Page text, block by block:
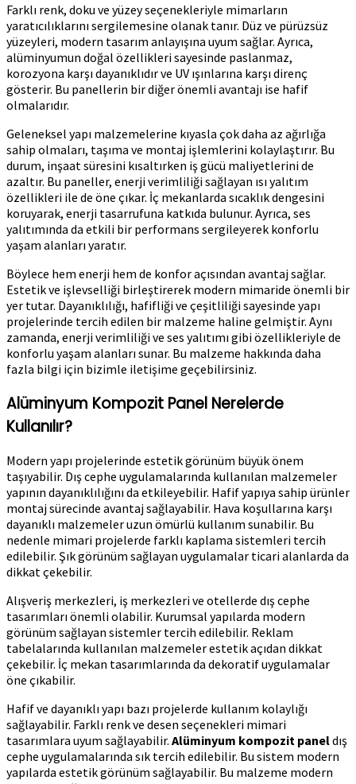
Farklı renk, doku ve yüzey seçenekleriyle mimarların
yaratıcılıklarını sergilemesine olanak tanır. Düz ve pürüzsüz
yüzeyleri, modern tasarım anlayışına uyum sağlar. Ayrıca,
alüminyumun doğal özellikleri sayesinde paslanmaz,
korozyona karşı dayanıklıdır ve UV ışınlarına karşı direnç
gösterir. Bu panellerin bir diğer önemli avantajı ise hafif
olmalarıdır.
Geleneksel yapı malzemelerine kıyasla çok daha az ağırlığa
sahip olmaları, taşıma ve montaj işlemlerini kolaylaştırır. Bu
durum, inşaat süresini kısaltırken iş gücü maliyetlerini de
azaltır. Bu paneller, enerji verimliliği sağlayan ısı yalıtım
özellikleri ile de öne çıkar. İç mekanlarda sıcaklık dengesini
koruyarak, enerji tasarrufuna katkıda bulunur. Ayrıca, ses
yalıtımında da etkili bir performans sergileyerek konforlu
yaşam alanları yaratır.
Böylece hem enerji hem de konfor açısından avantaj sağlar.
Estetik ve işlevselliği birleştirerek modern mimaride önemli bir
yer tutar. Dayanıklılığı, hafifliği ve çeşitliliği sayesinde yapı
projelerinde tercih edilen bir malzeme haline gelmiştir. Aynı
zamanda, enerji verimliliği ve ses yalıtımı gibi özellikleriyle de
konforlu yaşam alanları sunar. Bu malzeme hakkında daha
fazla bilgi için bizimle iletişime geçebilirsiniz.
Alüminyum Kompozit Panel Nerelerde
Kullanılır?
Modern yapı projelerinde estetik görünüm büyük önem
taşıyabilir. Dış cephe uygulamalarında kullanılan malzemeler
yapının dayanıklılığını da etkileyebilir. Hafif yapıya sahip ürünler
montaj sürecinde avantaj sağlayabilir. Hava koşullarına karşı
dayanıklı malzemeler uzun ömürlü kullanım sunabilir. Bu
nedenle mimari projelerde farklı kaplama sistemleri tercih
edilebilir. Şık görünüm sağlayan uygulamalar ticari alanlarda da
dikkat çekebilir.
Alışveriş merkezleri, iş merkezleri ve otellerde dış cephe
tasarımları önemli olabilir. Kurumsal yapılarda modern
görünüm sağlayan sistemler tercih edilebilir. Reklam
tabelalarında kullanılan malzemeler estetik açıdan dikkat
çekebilir. İç mekan tasarımlarında da dekoratif uygulamalar
öne çıkabilir.
Hafif ve dayanıklı yapı bazı projelerde kullanım kolaylığı
sağlayabilir. Farklı renk ve desen seçenekleri mimari
tasarımlara uyum sağlayabilir. Alüminyum kompozit paneldış
cephe uygulamalarında sık tercih edilebilir. Bu sistem modern
yapılarda estetik görünüm sağlayabilir. Bu malzeme modern